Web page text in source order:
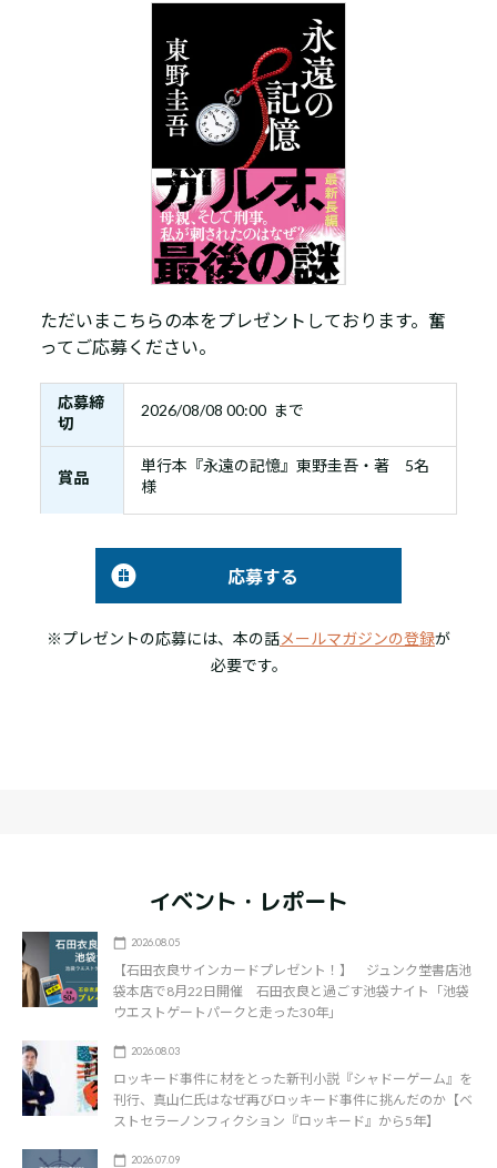
ただいまこちらの本をプレゼントしております。奮
ってご応募ください。
応募締
切
2026/08/08 00:00 まで
賞品
単行本『永遠の記憶』東野圭吾・著 5名
様
応募する
※プレゼントの応募には、本の話メールマガジンの登録が
必要です。
イベント・レポート
2026.08.05
【石田衣良サインカードプレゼント！】 ジュンク堂書店池
袋本店で8月22日開催 石田衣良と過ごす池袋ナイト「池袋
ウエストゲートパークと走った30年」
2026.08.03
ロッキード事件に材をとった新刊小説『シャドーゲーム』を
刊行、真山仁氏はなぜ再びロッキード事件に挑んだのか【ベ
ストセラーノンフィクション『ロッキード』から5年】
2026.07.09